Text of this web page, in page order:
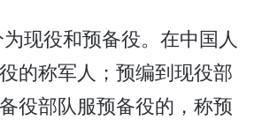
现役和预备役。在中国人
的称军人；预编到现役部
役部队服预备役的，称预